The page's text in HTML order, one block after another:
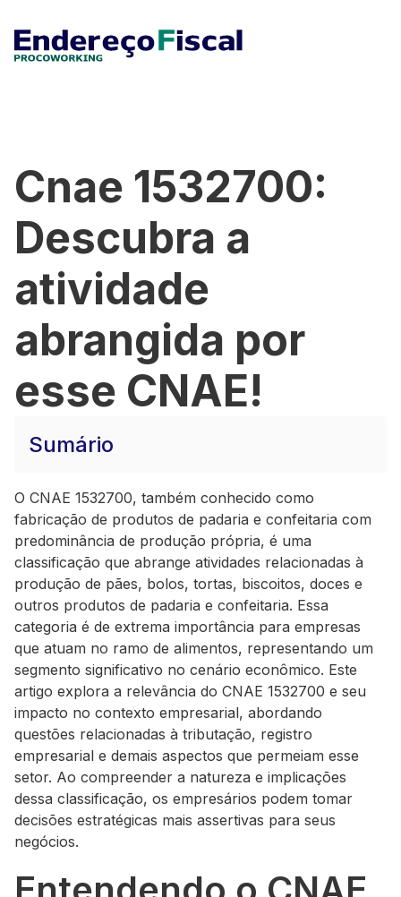
Cnae 1532700:
Descubra a
atividade
abrangida por
esse CNAE!
Sumário
O CNAE 1532700, também conhecido como
fabricação de produtos de padaria e confeitaria com
predominância de produção própria, é uma
classificação que abrange atividades relacionadas à
produção de pães, bolos, tortas, biscoitos, doces e
outros produtos de padaria e confeitaria. Essa
categoria é de extrema importância para empresas
que atuam no ramo de alimentos, representando um
segmento significativo no cenário econômico. Este
artigo explora a relevância do CNAE 1532700 e seu
impacto no contexto empresarial, abordando
questões relacionadas à tributação, registro
empresarial e demais aspectos que permeiam esse
setor. Ao compreender a natureza e implicações
dessa classificação, os empresários podem tomar
decisões estratégicas mais assertivas para seus
negócios.